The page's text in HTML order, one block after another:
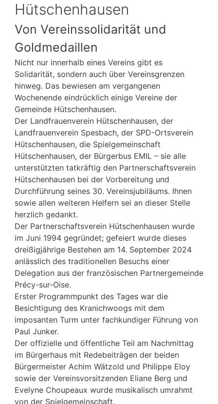
Hütschenhausen
Von Vereinssolidarität und
Goldmedaillen
Nicht nur innerhalb eines Vereins gibt es
Solidarität, sondern auch über Vereinsgrenzen
hinweg. Das bewiesen am vergangenen
Wochenende eindrücklich einige Vereine der
Gemeinde Hütschenhausen.
Der Landfrauenverein Hütschenhausen, der
Landfrauenverein Spesbach, der SPD-Ortsverein
Hütschenhausen, die Spielgemeinschaft
Hütschenhausen, der Bürgerbus EMIL – sie alle
unterstützten tatkräftig den Partnerschaftsverein
Hütschenhausen bei der Vorbereitung und
Durchführung seines 30. Vereinsjubiläums. Ihnen
sowie allen weiteren Helfern sei an dieser Stelle
herzlich gedankt.
Der Partnerschaftsverein Hütschenhausen wurde
im Juni 1994 gegründet; gefeiert wurde dieses
dreißigjährige Bestehen am 14. September 2024
anlässlich des traditionellen Besuchs einer
Delegation aus der französischen Partnergemeinde
Précy-sur-Oise.
Erster Programmpunkt des Tages war die
Besichtigung des Kranichwoogs mit dem
imposanten Turm unter fachkundiger Führung von
Paul Junker.
Der offizielle und öffentliche Teil am Nachmittag
im Bürgerhaus mit Redebeiträgen der beiden
Bürgermeister Achim Wätzold und Philippe Eloy
sowie der Vereinsvorsitzenden Eliane Berg und
Evelyne Choupeaux wurde musikalisch umrahmt
von der Spielgemeinschaft.